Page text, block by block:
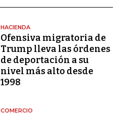
HACIENDA
Ofensiva migratoria de
Trump lleva las órdenes
de deportación a su
nivel más alto desde
1998
COMERCIO